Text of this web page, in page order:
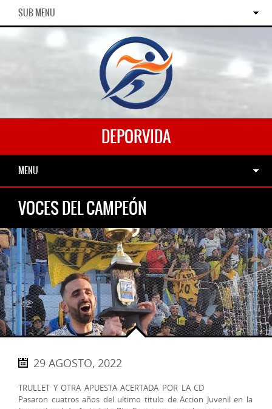
SUB MENU
DEPORVIDA
MENU
VOCES DEL CAMPEÓN
29 AGOSTO, 2022
TRULLET Y OTRA APUESTA ACERTADA POR LA CD
Pasaron cuatros años del ultimo titulo de Accion Juvenil en la